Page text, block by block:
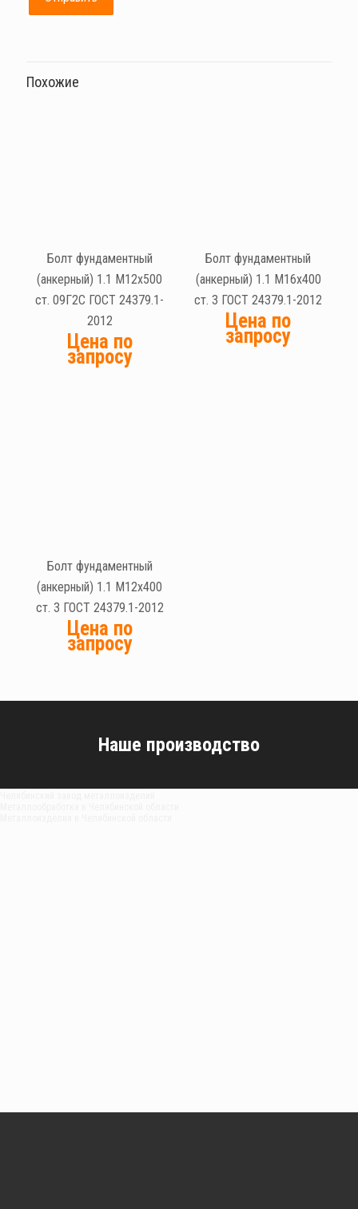
Похожие
Болт фундаментный
(анкерный) 1.1 М12х500
ст. 09Г2С ГОСТ 24379.1-
2012
Цена по
запросу
Болт фундаментный
(анкерный) 1.1 М16х400
ст. 3 ГОСТ 24379.1-2012
Цена по
запросу
Болт фундаментный
(анкерный) 1.1 М12х400
ст. 3 ГОСТ 24379.1-2012
Цена по
запросу
Наше производство